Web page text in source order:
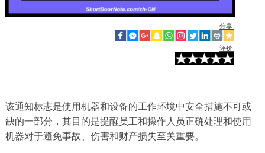
分享:
评价:
该通知标志是使用机器和设备的工作环境中安全措施不可或
缺的一部分，其目的是提醒员工和操作人员正确处理和使用
机器对于避免事故、伤害和财产损失至关重要。